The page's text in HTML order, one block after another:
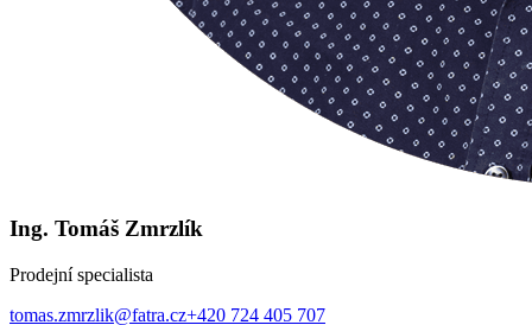
Ing. Tomáš Zmrzlík
Prodejní specialista
tomas.zmrzlik@fatra.cz+420 724 405 707